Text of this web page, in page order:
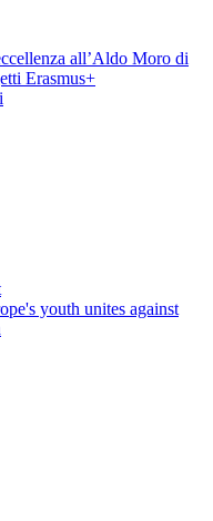
all’Aldo Moro di
Erasmus+
youth unites against